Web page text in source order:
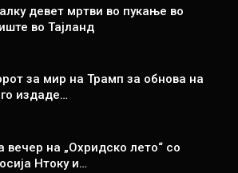
девет мртви во пукање во
во Тајланд
за мир на Трамп за обнова на
го издаде…
вечер на „Охридско лето“ со
Нтоку и…